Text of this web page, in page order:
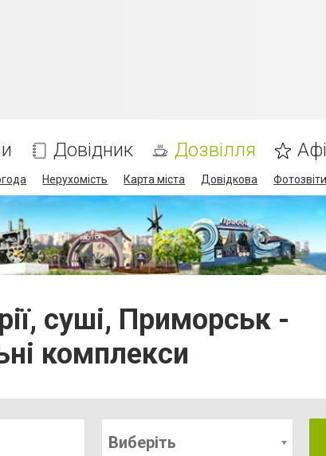
Довідник Дозвілля
Нерухомість Карта міста Довідкова Фотозвіти
суші, Приморськ -
комплекси
Виберіть